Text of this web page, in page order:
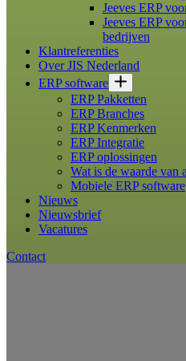
Jeeves ERP
Jeeves ERP
bedrijven
Klantreferenties
Over JIS Nederland
ERP software
ERP Pakketten
ERP Branches
ERP Kenmerken
ERP Integratie
ERP oplossingen
Wat is de waarde van
Mobiele ERP software
Nieuws
Nieuwsbrief
Vacatures
Contact